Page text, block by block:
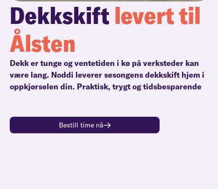
Dekkskift levert til
Ålsten
Dekk er tunge og ventetiden i kø på verksteder kan
være lang. Noddi leverer sesongens dekkskift hjem i
oppkjørselen din. Praktisk, trygt og tidsbesparende
Bestill time nå